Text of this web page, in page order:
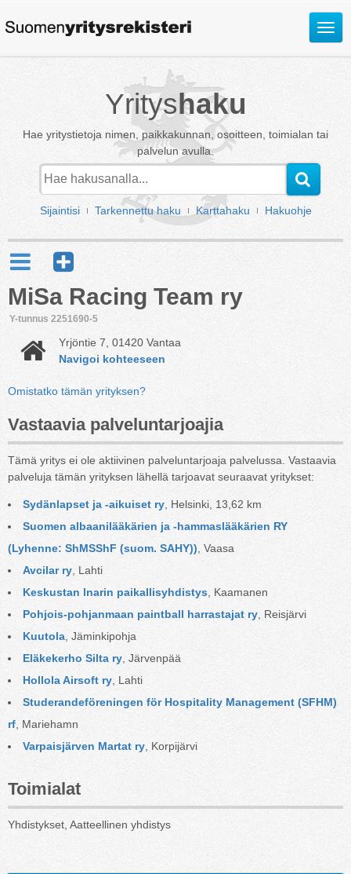
Avaa
Yrityshaku
Hae yritystietoja nimen, paikkakunnan, osoitteen, toimialan tai
palvelun avulla.
Sijaintisi Tarkennettu haku Karttahaku Hakuohje
MiSa Racing Team ry
Y-tunnus 2251690-5
Yrjöntie 7, 01420 Vantaa
Navigoi kohteeseen
Omistatko tämän yrityksen?
Vastaavia palveluntarjoajia
Tämä yritys ei ole aktiivinen palveluntarjoaja palvelussa. Vastaavia
palveluja tämän yrityksen lähellä tarjoavat seuraavat yritykset:
Sydänlapset ja -aikuiset ry , Helsinki, 13,62 km
Suomen albaanilääkärien ja -hammaslääkärien RY
(Lyhenne: ShMSShF (suom. SAHY)) , Vaasa
Avcilar ry , Lahti
Keskustan lnarin paikallisyhdistys , Kaamanen
Pohjois-pohjanmaan paintball harrastajat ry , Reisjärvi
Kuutola , Jäminkipohja
Eläkekerho Silta ry , Järvenpää
Hollola Airsoft ry , Lahti
Studerandeföreningen för Hospitality Management (SFHM)
rf , Mariehamn
Varpaisjärven Martat ry , Korpijärvi
Toimialat
Yhdistykset, Aatteellinen yhdistys